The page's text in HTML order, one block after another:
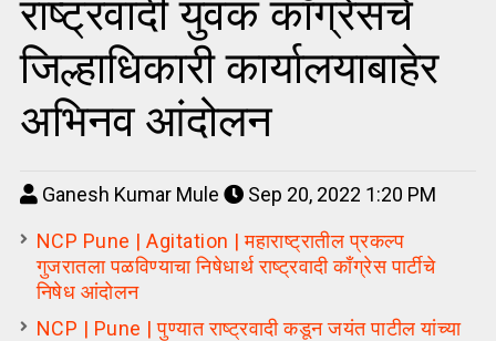
राष्ट्रवादी युवक काँग्रेसचे
जिल्हाधिकारी कार्यालयाबाहेर
अभिनव आंदोलन
Ganesh Kumar Mule
Sep 20, 2022 1:20 PM
NCP Pune | Agitation | महाराष्ट्रातील प्रकल्प
गुजरातला पळविण्याचा निषेधार्थ राष्ट्रवादी काँग्रेस पार्टीचे
निषेध आंदोलन
NCP | Pune | पुण्यात राष्ट्रवादी कडून जयंत पाटील यांच्या